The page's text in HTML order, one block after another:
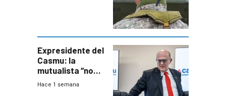
seguridad
Expresidente del
Casmu: la
mutualista “no
está para pagar”
Hace 1 semana